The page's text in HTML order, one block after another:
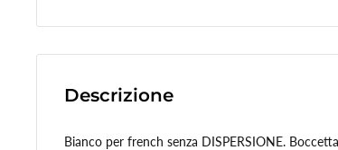
Descrizione
Bianco per french senza DISPERSIONE.